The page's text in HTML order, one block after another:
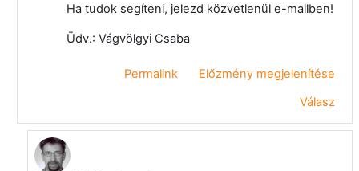
Ha tudok segíteni, jelezd közvetlenül e-mailben!
Üdv.: Vágvölgyi Csaba
Permalink
Előzmény megjelenítése
Válasz